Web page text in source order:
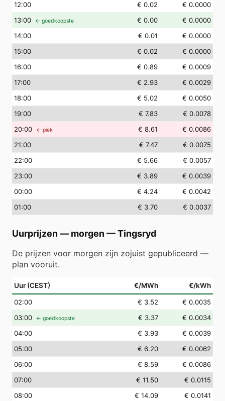
12:00 € 0.02
€ 0.0000
13:00 ← goedkoopste € 0.00
€ 0.0000
14:00 € 0.01
€ 0.0000
15:00 € 0.02
€ 0.0000
16:00 € 0.89
€ 0.0009
17:00 € 2.93
€ 0.0029
18:00 € 5.02
€ 0.0050
19:00 € 7.83
€ 0.0078
20:00 ← piek € 8.61
€ 0.0086
21:00 € 7.47
€ 0.0075
22:00 € 5.66
€ 0.0057
23:00 € 3.89
€ 0.0039
00:00 € 4.24
€ 0.0042
01:00 € 3.70 € 0.0037
Uurprijzen — morgen —Tingsryd
De prijzen voor morgen zijn zojuist gepubliceerd —
plan vooruit.
Uur (CEST) €/MWh €/kWh
02:00 € 3.52
€ 0.0035
03:00 ← goedkoopste € 3.37
€ 0.0034
04:00 € 3.93
€ 0.0039
05:00 € 6.20
€ 0.0062
06:00 € 8.59
€ 0.0086
07:00 € 11.50
€ 0.0115
08:00 € 14.09
€ 0.0141